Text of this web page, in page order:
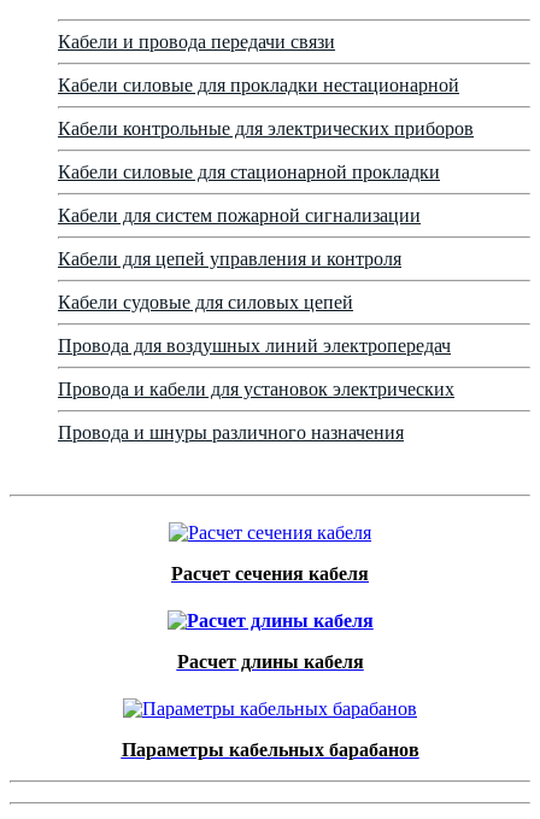
Кабели и провода передачи связи
Кабели силовые для прокладки нестационарной
Кабели контрольные для электрических приборов
Кабели силовые для стационарной прокладки
Кабели для систем пожарной сигнализации
Кабели для цепей управления и контроля
Кабели судовые для силовых цепей
Провода для воздушных линий электропередач
Провода и кабели для установок электрических
Провода и шнуры различного назначения
Расчет сечения кабеля
Расчет длины кабеля
Параметры кабельных барабанов